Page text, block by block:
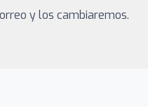
y los cambiaremos.